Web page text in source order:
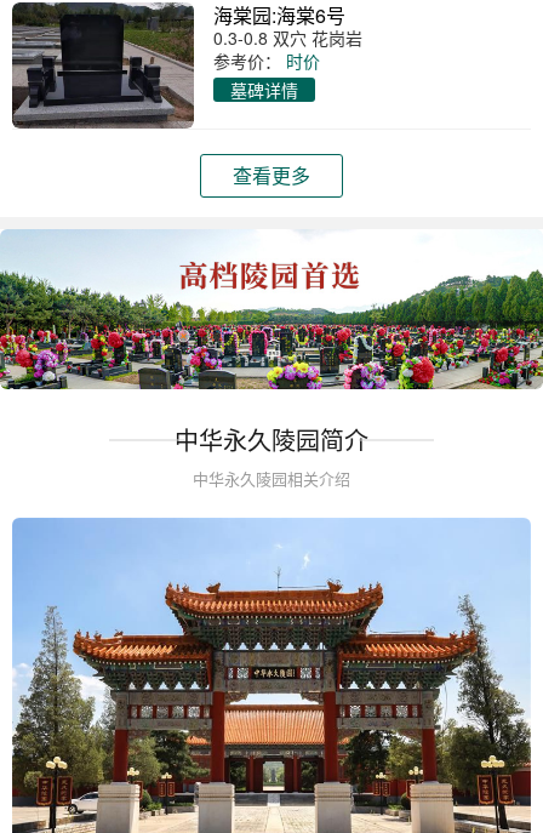
海棠园:海棠6号
0.3-0.8 双穴 花岗岩
参考价：
时价
墓碑详情
查看更多
中华永久陵园简介
中华永久陵园相关介绍